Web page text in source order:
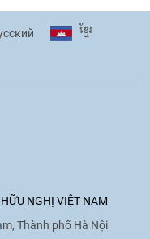
giữa các dân tộc"
tại Việt Nam
ខ្មែរ
NGHỊ VIỆT NAM
Thành phố Hà Nội